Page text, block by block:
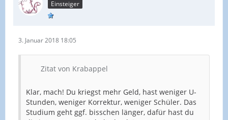
Einsteiger
3. Januar 2018 18:05
Zitat von Krabappel
Klar, mach! Du kriegst mehr Geld, hast weniger U-
Stunden, weniger Korrektur, weniger Schüler. Das
Studium geht ggf. bisschen länger, dafür hast du